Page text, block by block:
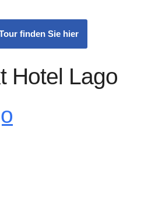
finden Sie hier
Hotel Lago